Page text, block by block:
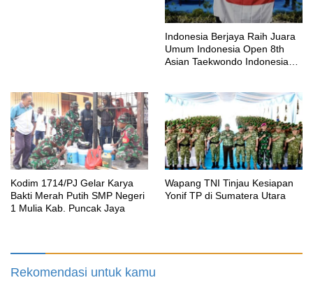
Indonesia Berjaya Raih Juara
Umum Indonesia Open 8th
Asian Taekwondo Indonesia
Kodim 1714/PJ Gelar Karya
Bakti Merah Putih SMP Negeri
1 Mulia Kab. Puncak Jaya
Wapang TNI Tinjau Kesiapan
Yonif TP di Sumatera Utara
Rekomendasi untuk kamu